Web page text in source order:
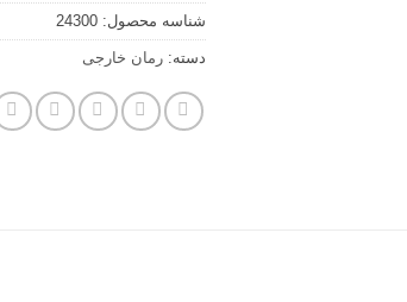
شناسه محصول:24300
دسته:رمان خارجی